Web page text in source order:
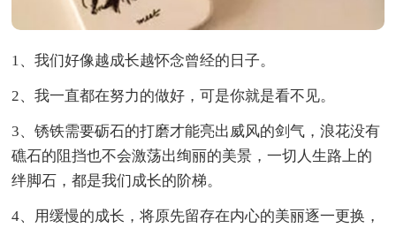
1、我们好像越成长越怀念曾经的日子。
2、我一直都在努力的做好，可是你就是看不见。
3、锈铁需要砺石的打磨才能亮出威风的剑气，浪花没有
礁石的阻挡也不会激荡出绚丽的美景，一切人生路上的
绊脚石，都是我们成长的阶梯。
4、用缓慢的成长，将原先留存在内心的美丽逐一更换，